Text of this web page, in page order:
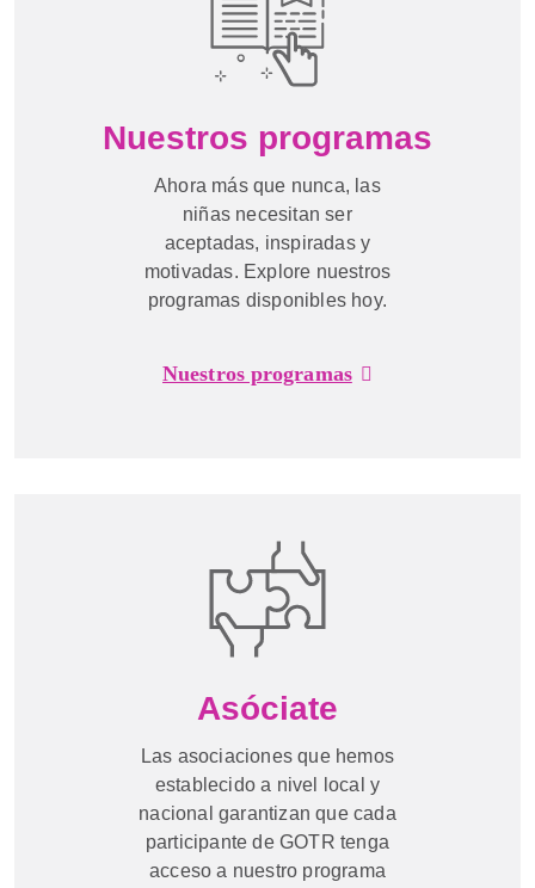
Nuestros programas
Ahora más que nunca, las
niñas necesitan ser
aceptadas, inspiradas y
motivadas. Explore nuestros
programas disponibles hoy.
Nuestros programas
Asóciate
Las asociaciones que hemos
establecido a nivel local y
nacional garantizan que cada
participante de GOTR tenga
acceso a nuestro programa